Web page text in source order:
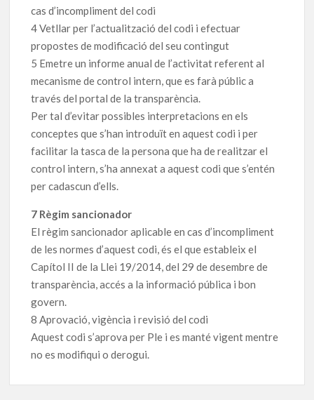
cas d’incompliment del codi
4 Vetllar per l’actualització del codi i efectuar
propostes de modificació del seu contingut
5 Emetre un informe anual de l’activitat referent al
mecanisme de control intern, que es farà públic a
través del portal de la transparència.
Per tal d’evitar possibles interpretacions en els
conceptes que s’han introduït en aquest codi i per
facilitar la tasca de la persona que ha de realitzar el
control intern, s’ha annexat a aquest codi que s’entén
per cadascun d’ells.
7 Règim sancionador
El règim sancionador aplicable en cas d’incompliment
de les normes d’aquest codi, és el que estableix el
Capítol II de la Llei 19/2014, del 29 de desembre de
transparència, accés a la informació pública i bon
govern.
8 Aprovació, vigència i revisió del codi
Aquest codi s’aprova per Ple i es manté vigent mentre
no es modifiqui o derogui.